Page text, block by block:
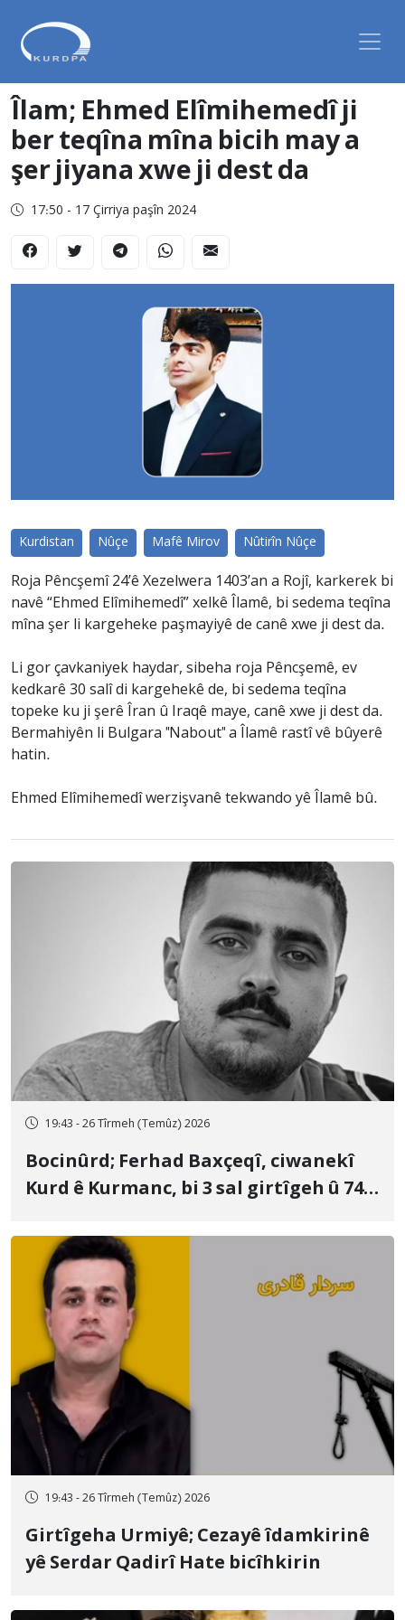
Îlam; Ehmed Elîmihemedî ji
ber teqîna mîna bicih may a
şer jiyana xwe ji dest da
17:50 - 17 Çirriya paşîn 2024
Kurdistan Nûçe Mafê Mirov Nûtirîn Nûçe
Roja Pêncşemî 24’ê Xezelwera 1403’an a Rojî, karkerek bi
navê “Ehmed Elîmihemedî” xelkê Îlamê, bi sedema teqîna
mîna şer li kargeheke paşmayiyê de canê xwe ji dest da.
Li gor çavkaniyek haydar, sibeha roja Pêncşemê, ev
kedkarê 30 salî di kargehekê de, bi sedema teqîna
topeke ku ji şerê Îran û Iraqê maye, canê xwe ji dest da.
Bermahiyên li Bulgara "Nabout" a Îlamê rastî vê bûyerê
hatin.
Ehmed Elîmihemedî werzişvanê tekwando yê Îlamê bû.
19:43 - 26 Tîrmeh (Temûz) 2026
Bocinûrd; Ferhad Baxçeqî, ciwanekî
Kurd ê Kurmanc, bi 3 sal girtîgeh û 74
19:43 - 26 Tîrmeh (Temûz) 2026
Girtîgeha Urmiyê; Cezayê îdamkirinê
yê Serdar Qadirî Hate bicîhkirin